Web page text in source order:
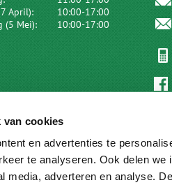
van cookies
en advertenties te
te analyseren. Ook delen
media, adverteren en analyse.
April):
10:00-17:00
(5 Mei):
10:00-17:00